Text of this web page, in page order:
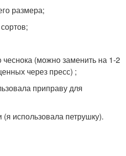
размера;
чеснока (можно заменить на 1-2
через пресс) ;
приправу для
использовала петрушку).